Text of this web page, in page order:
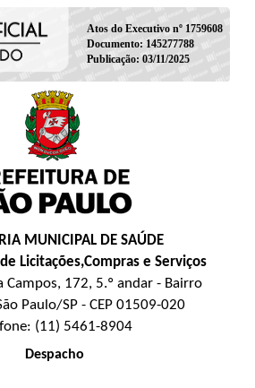
Atos do Executivo nº 1759608
Documento: 145277788
Publicação: 03/11/2025
MUNICIPAL DE SAÚDE
Licitações,Compras e Serviços
Campos, 172, 5.º andar - Bairro
Paulo/SP - CEP 01509-020
(11) 5461-8904
Despacho